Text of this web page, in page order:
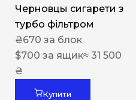
Черновцы сигарети з
турбо фільтром
₴670 за блок
$700 за ящик≈ 31 500
₴
Купити